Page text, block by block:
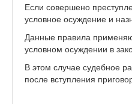
Если совершено
условное осуждение и
Данные правила
условном осуждении в
В этом случае судебное
после вступления